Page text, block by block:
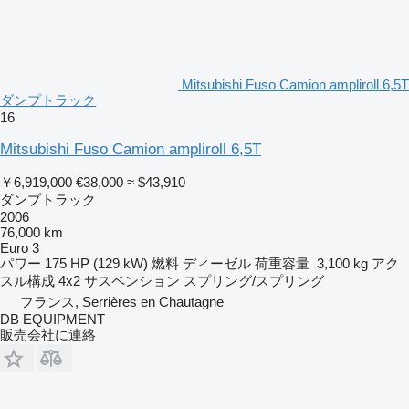
Mitsubishi Fuso Camion ampliroll 6,5T
ダンプトラック
16
Mitsubishi Fuso Camion ampliroll 6,5T
￥6,919,000 €38,000 ≈ $43,910
ダンプトラック
2006
76,000 km
Euro 3
パワー 175 HP (129 kW) 燃料 ディーゼル 荷重容量 3,100 kg アク
スル構成 4x2 サスペンション スプリング/スプリング
フランス, Serrières en Chautagne
DB EQUIPMENT
販売会社に連絡